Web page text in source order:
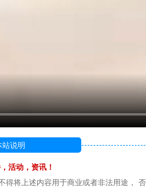
站说明
活动，资讯！
将上述内容用于商业或者非法用途， 否